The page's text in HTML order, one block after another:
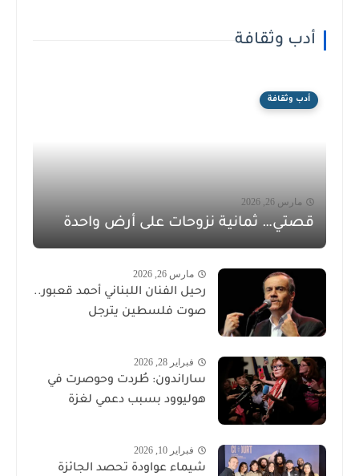
أدب وثقافة
أدب وثقافة
مارس 26, 2026
قصتي… ثمانية نزوحات على أرض واحدة
مارس 26, 2026
رحيل الفنان اللبناني أحمد قعبور..
صوت فلسطين يترجل
فبراير 28, 2026
ساراندون: طُردت وحوصرت في
هوليوود بسبب دعمي لغزة
فبراير 10, 2026
شيماء عواودة تحصد الجائزة